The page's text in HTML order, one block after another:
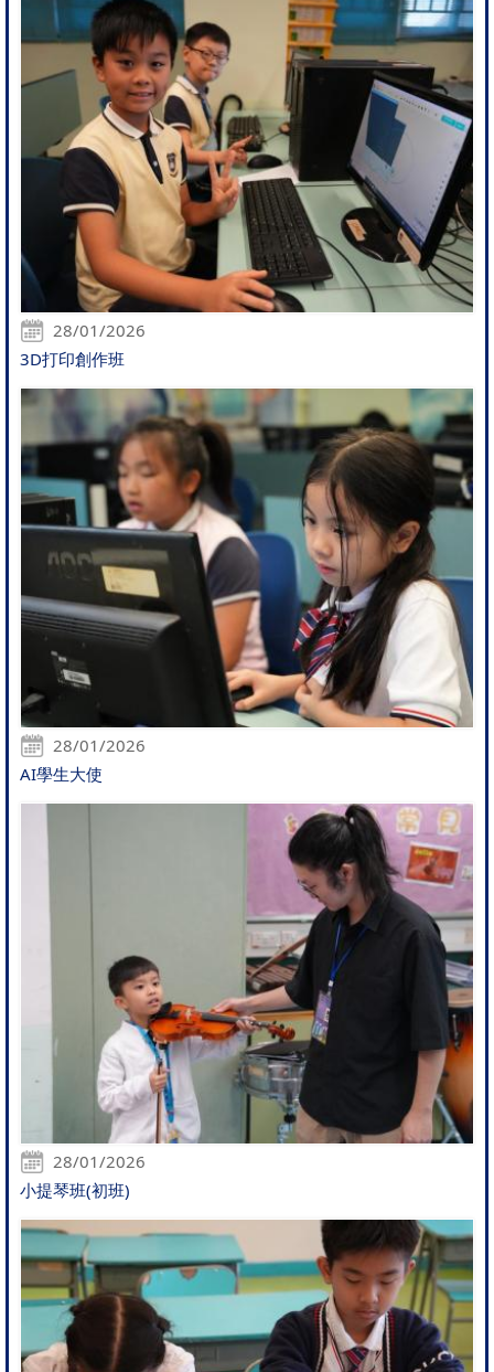
28/01/2026
3D打印創作班
28/01/2026
AI學生大使
28/01/2026
小提琴班(初班)